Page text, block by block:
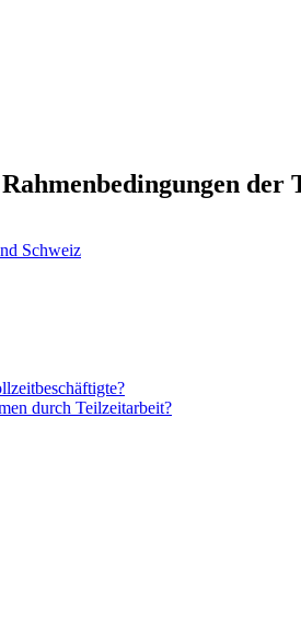
Schweiz
durch Teilzeitarbeit?